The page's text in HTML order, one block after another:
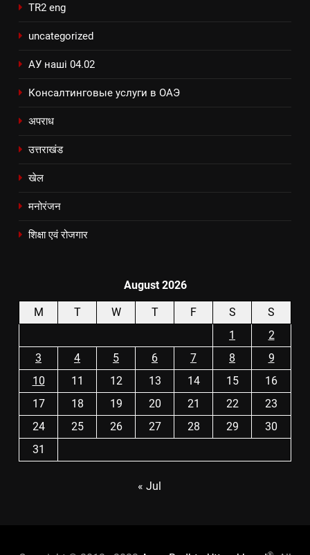
TR2 eng
uncategorized
АУ наші 04.02
Консалтинговые услуги в ОАЭ
अपराध
उत्तराखंड
खेल
मनोरंजन
शिक्षा एवं रोजगार
August 2026
M T W T F S
S
1
2
3
4 5 6 7 8
9
10
11 12 13 14 15
16
17
18 19 20 21 22
23
24
25 26 27 28 29
30
31
« Jul